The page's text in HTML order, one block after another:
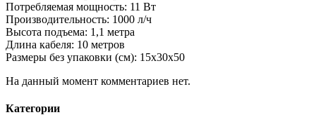
Потребляемая мощность: 11 Вт
Производительность: 1000 л/ч
Высота подъема: 1,1 метра
Длина кабеля: 10 метров
Размеры без упаковки (см): 15x30x50
На данный момент комментариев нет.
Категории